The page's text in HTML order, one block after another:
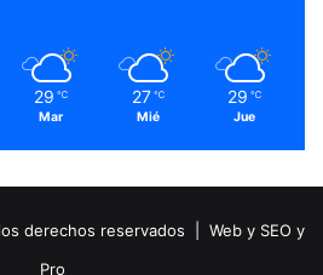
29 ℃
Mar
27 ℃
Mié
29 ℃
Jue
derechos reservados | Web y SEO y
Pro